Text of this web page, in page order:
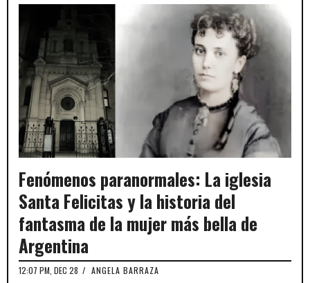
Fenómenos paranormales: La iglesia
Santa Felicitas y la historia del
fantasma de la mujer más bella de
Argentina
12:07 PM, DEC 28 / ANGELA BARRAZA